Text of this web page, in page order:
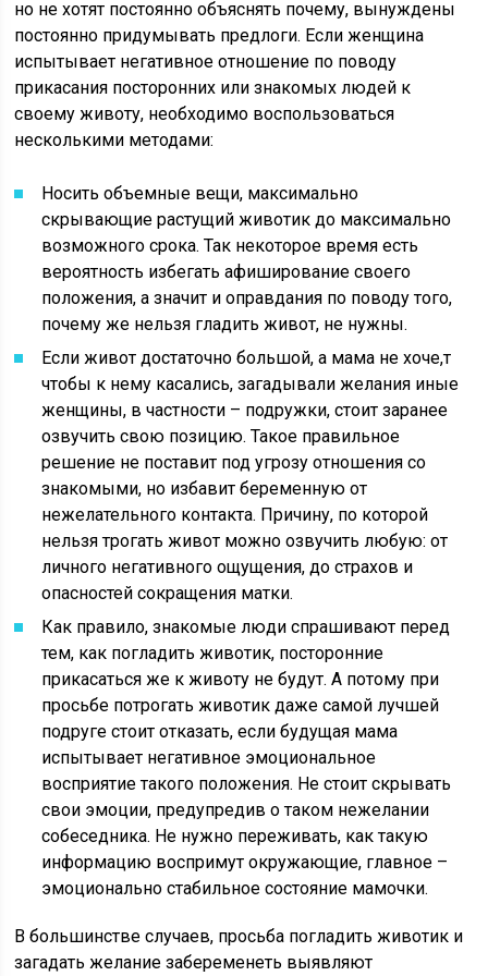
но не хотят постоянно объяснять почему, вынуждены
постоянно придумывать предлоги. Если женщина
испытывает негативное отношение по поводу
прикасания посторонних или знакомых людей к
своему животу, необходимо воспользоваться
несколькими методами:
Носить объемные вещи, максимально
скрывающие растущий животик до максимально
возможного срока. Так некоторое время есть
вероятность избегать афиширование своего
положения, а значит и оправдания по поводу того,
почему же нельзя гладить живот, не нужны.
Если живот достаточно большой, а мама не хоче,т
чтобы к нему касались, загадывали желания иные
женщины, в частности – подружки, стоит заранее
озвучить свою позицию. Такое правильное
решение не поставит под угрозу отношения со
знакомыми, но избавит беременную от
нежелательного контакта. Причину, по которой
нельзя трогать живот можно озвучить любую: от
личного негативного ощущения, до страхов и
опасностей сокращения матки.
Как правило, знакомые люди спрашивают перед
тем, как погладить животик, посторонние
прикасаться же к животу не будут. А потому при
просьбе потрогать животик даже самой лучшей
подруге стоит отказать, если будущая мама
испытывает негативное эмоциональное
восприятие такого положения. Не стоит скрывать
свои эмоции, предупредив о таком нежелании
собеседника. Не нужно переживать, как такую
информацию воспримут окружающие, главное –
эмоционально стабильное состояние мамочки.
В большинстве случаев, просьба погладить животик и
загадать желание забеременеть выявляют